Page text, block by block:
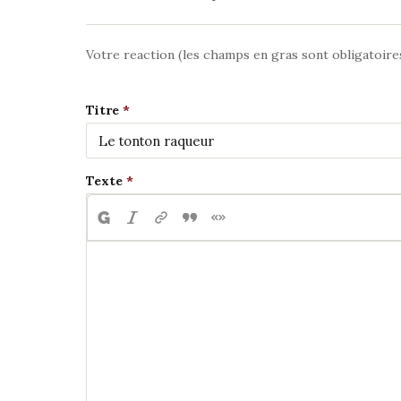
Votre reaction (les champs en gras sont
Titre
Texte